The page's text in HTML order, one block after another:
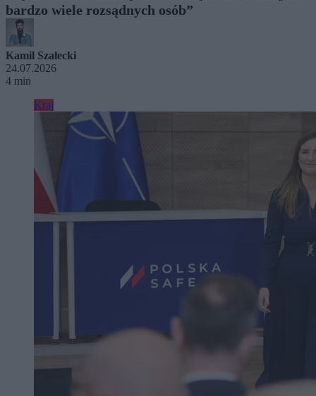
bardzo wiele rozsądnych osób”
Kamil Szałecki
24.07.2026
4 min
Kraj